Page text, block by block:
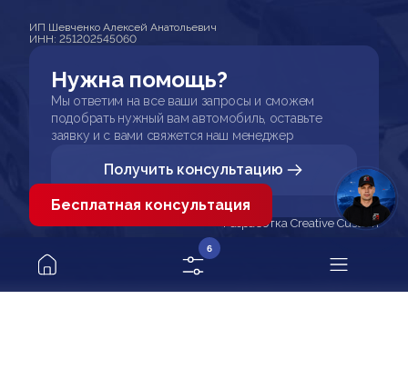
ИП Шевченко Алексей Анатольевич
ИНН: 251202545060
Нужна помощь?
Мы ответим на все ваши запросы и сможем
подобрать нужный вам автомобиль, оставьте
заявку и с вами свяжется наш менеджер
Получить консультацию
Разработка Creative Custom
6
Бесплатная консультация